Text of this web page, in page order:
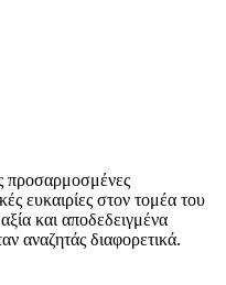
προσαρμοσμένες
ευκαιρίες στον τομέα του
και αποδεδειγμένα
αναζητάς διαφορετικά.